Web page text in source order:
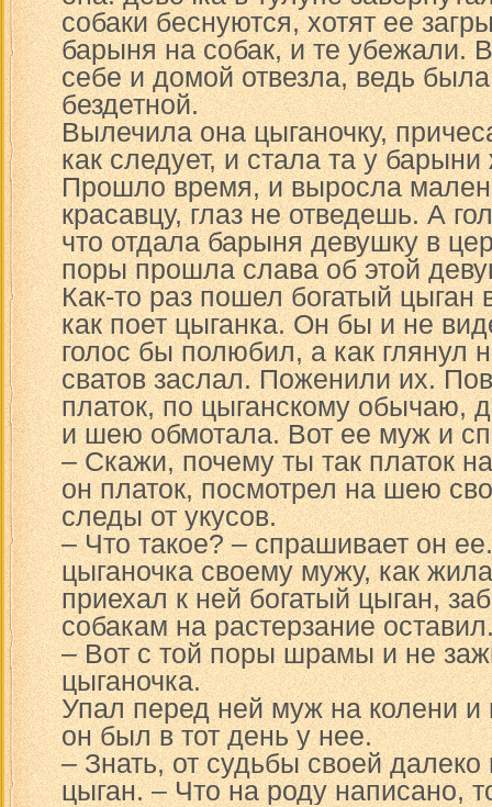
собаки беснуются, хотят ее
барыня на собак, и те убежали.
себе и домой отвезла, ведь
бездетной.
Вылечила она цыганочку,
как следует, и стала та у
Прошло время, и выросла
красавцу, глаз не отведешь. А
что отдала барыня девушку в
поры прошла слава об этой
Как-то раз пошел богатый цыган
как поет цыганка. Он бы и не
голос бы полюбил, а как глянул
сватов заслал. Поженили их.
платок, по цыганскому обычаю,
и шею обмотала. Вот ее муж и
– Скажи, почему ты так платок
он платок, посмотрел на шею
следы от укусов.
– Что такое? – спрашивает он
цыганочка своему мужу, как
приехал к ней богатый цыган,
собакам на растерзание
– Вот с той поры шрамы и не
цыганочка.
Упал перед ней муж на колени и
он был в тот день у нее.
– Знать, от судьбы своей
цыган. – Что на роду написано,